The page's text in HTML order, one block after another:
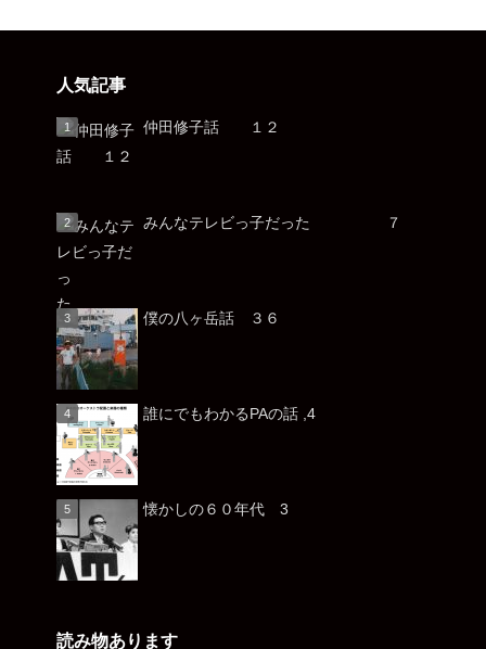
人気記事
仲田修子話 １２
みんなテレビっ子だった ７
僕の八ヶ岳話 ３６
誰にでもわかるPAの話 ,4
懐かしの６０年代 3
読み物あります